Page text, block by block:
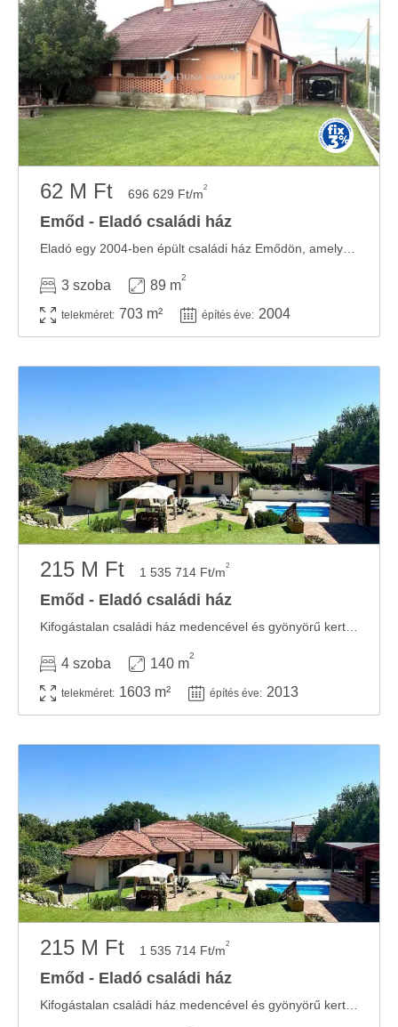
62 M Ft 696 629 Ft/m2
Emőd - Eladó családi ház
3 szoba 89 m
2
telekméret: 703 m² építés éve: 2004
215 M Ft 1 535 714 Ft/m2
Emőd - Eladó családi ház
4 szoba 140 m
2
telekméret: 1603 m² építés éve: 2013
215 M Ft 1 535 714 Ft/m2
Emőd - Eladó családi ház